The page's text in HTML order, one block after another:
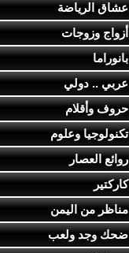
عشاق الرياضة
أزواج وزوجات
بانوراما
عربي .. دولي
حروف وأقلام
تكنولوجيا وعلوم
روائع العصار
كاركتير
مناظر من اليمن
ضحك وجد ولعب